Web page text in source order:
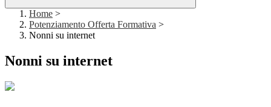
Home >
Potenziamento Offerta Formativa >
Nonni su internet
Nonni su internet